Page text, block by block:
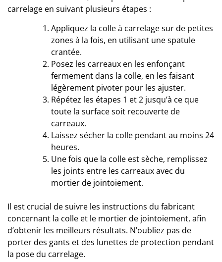
carrelage en suivant plusieurs étapes :
Appliquez la colle à carrelage sur de petites
zones à la fois, en utilisant une spatule
crantée.
Posez les carreaux en les enfonçant
fermement dans la colle, en les faisant
légèrement pivoter pour les ajuster.
Répétez les étapes 1 et 2 jusqu’à ce que
toute la surface soit recouverte de
carreaux.
Laissez sécher la colle pendant au moins 24
heures.
Une fois que la colle est sèche, remplissez
les joints entre les carreaux avec du
mortier de jointoiement.
Il est crucial de suivre les instructions du fabricant
concernant la colle et le mortier de jointoiement, afin
d’obtenir les meilleurs résultats. N’oubliez pas de
porter des gants et des lunettes de protection pendant
la pose du carrelage.